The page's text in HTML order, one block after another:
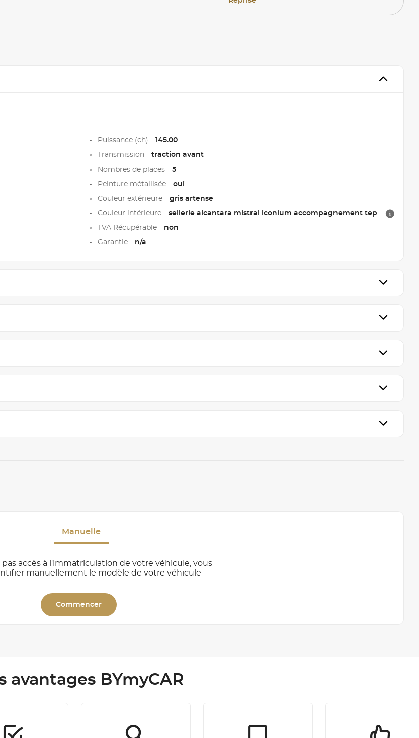
Puissance (ch) 145.00
Transmission traction avant
Nombres de places 5
Peinture métallisée oui
Couleur extérieure gris artense
Couleur intérieure sellerie alcantara mistral iconium accompagnement tep isabella, trimatiere alcantara noir et surpiqures vert adamite
TVA Récupérable non
Garantie n/a
Manuelle
pas accès à l'immatriculation de votre véhicule, vous
manuellement le modèle de votre véhicule
Commencer
avantages BYmyCAR